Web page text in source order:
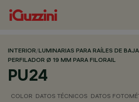
INTERIOR/LUMINARIAS PARA RAÍLES DE
PERFILADOR Ø 19 MM PARA FILORAIL
PU24
COLOR DATOS TÉCNICOS DATOS